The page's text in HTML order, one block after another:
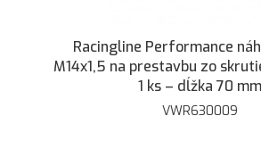
Racingline Performance
M14x1,5 na prestavbu zo
1 ks – dĺžka 70 mm
VWR630009